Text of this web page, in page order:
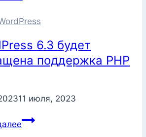
6.3 будет
поддержка PHP
11 июля, 2023
В
WordPress